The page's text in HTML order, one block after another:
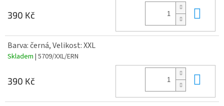
390 Kč
Barva: černá, Velikost: XXL
Skladem | 5709/XXL/ERN
390 Kč